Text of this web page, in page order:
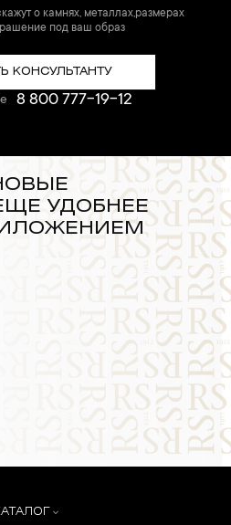
о камнях, металлах,размерах
под ваш образ
КОНСУЛЬТАНТУ
8 800 777-19-12
УДОБНЕЕ